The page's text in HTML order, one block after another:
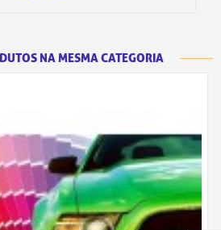
NA MESMA CATEGORIA